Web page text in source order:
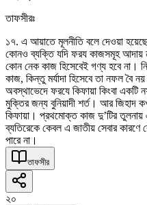
তাফসীরঃ
১৭. এ আয়াতে মূলনীতি বলে দেওয়া
কোনও ব্যক্তি যদি ফরয কাজসমূহ আদায়
কোন নেক কাজ হিসেবেই গণ্য হবে না।
কাজ, কিন্তু মর্যাদা হিসেবে তা নফল বৈ
অবস্থাভেদে ফরযে কিফায়া কিংবা
মুক্তির জন্য বুনিয়াদী শর্ত। আর
কিফায়া। প্রথমোক্ত কাজ দু’টির তুলনায়
ব্যতিরেকে কেবল এ জাতীয় সেবার
পারে না।
তাফসীর
২০